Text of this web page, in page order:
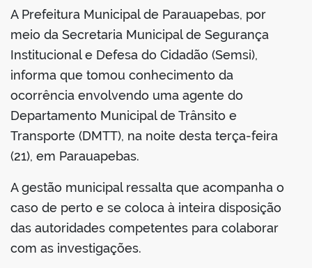
A Prefeitura Municipal de Parauapebas, por
meio da Secretaria Municipal de Segurança
Institucional e Defesa do Cidadão (Semsi),
informa que tomou conhecimento da
ocorrência envolvendo uma agente do
Departamento Municipal de Trânsito e
Transporte (DMTT), na noite desta terça-feira
(21), em Parauapebas.
A gestão municipal ressalta que acompanha o
caso de perto e se coloca à inteira disposição
das autoridades competentes para colaborar
com as investigações.